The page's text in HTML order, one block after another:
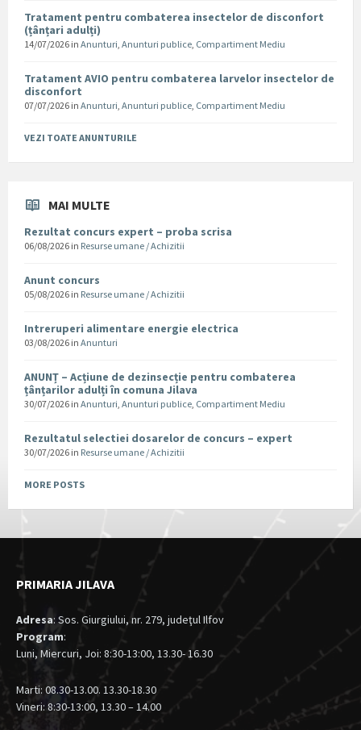
Tratament pentru combaterea insectelor de disconfort
(țânțari adulți)
14/07/2026 in Anunturi, Anunturi publice, Compartiment Mediu
Tratament AVIO pentru combaterea larvelor insectelor de
disconfort
07/07/2026 in Anunturi, Anunturi publice, Compartiment Mediu
VEZI TOATE ANUNTURILE
MAI MULTE
Rezultat concurs expert – proba scrisa
06/08/2026 in Resurse umane / Achizitii
Anunt concurs
05/08/2026 in Resurse umane / Achizitii
Intreruperi alimentare energie electrica
03/08/2026 in Anunturi
ANUNȚ – Acțiune de dezinsecție pentru combaterea
țânțarilor adulți în comuna Jilava
30/07/2026 in Anunturi, Anunturi publice, Compartiment Mediu
Rezultatul selectiei dosarelor de concurs – expert
30/07/2026 in Resurse umane / Achizitii
MORE POSTS
PRIMARIA JILAVA
Adresa: Sos. Giurgiului, nr. 279, judeţul Ilfov
Program:
Luni, Miercuri, Joi: 8:30-13:00, 13.30- 16.30
Marti: 08.30-13.00. 13.30-18.30
Vineri: 8:30-13:00, 13.30 – 14.00